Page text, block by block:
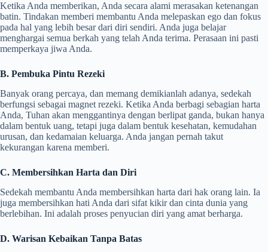
Ketika Anda memberikan, Anda secara alami merasakan ketenangan
batin. Tindakan memberi membantu Anda melepaskan ego dan fokus
pada hal yang lebih besar dari diri sendiri. Anda juga belajar
menghargai semua berkah yang telah Anda terima. Perasaan ini pasti
memperkaya jiwa Anda.
B. Pembuka Pintu Rezeki
Banyak orang percaya, dan memang demikianlah adanya, sedekah
berfungsi sebagai magnet rezeki. Ketika Anda berbagi sebagian harta
Anda, Tuhan akan menggantinya dengan berlipat ganda, bukan hanya
dalam bentuk uang, tetapi juga dalam bentuk kesehatan, kemudahan
urusan, dan kedamaian keluarga. Anda jangan pernah takut
kekurangan karena memberi.
C. Membersihkan Harta dan Diri
Sedekah membantu Anda membersihkan harta dari hak orang lain. Ia
juga membersihkan hati Anda dari sifat kikir dan cinta dunia yang
berlebihan. Ini adalah proses penyucian diri yang amat berharga.
D. Warisan Kebaikan Tanpa Batas